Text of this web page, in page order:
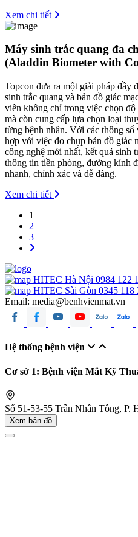
Xem chi tiết
Máy sinh trắc quang đa
(Aladdin Biometer with
Topcon đưa ra một giải pháp
sinh trắc quang và bản đồ giác
viên không chỉ trong việc chọn
mà còn cung cấp lựa chọn loại
từng bệnh nhân. Với các thông số
hợp với việc đo chụp bản đồ giác
công nghệ mới nhất, kết quả sinh
thông tin tiền phòng, đường kính
nhanh, chính xác và dễ dàng.
Xem chi tiết
1
2
3
HITEC Hà Nội 0984 122
HITEC Sài Gòn 0345 118
Email: media@benhvienmat.vn
Hệ thống bệnh viện
Cơ sở 1: Bệnh viện Mắt Kỹ
Số 51-53-55 Trần Nhân Tông, P.
Xem bản đồ